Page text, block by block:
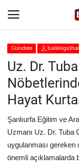
Giriş Yap
Anasayfa
Şanlıurfa
Eğitim
Gündem
Uz. Dr.
Hayat
Şanlıurfa Eğitim ve
Uzmanı Uz. Dr. Tuba
uygulanması gereken
önemli açıklamalarda